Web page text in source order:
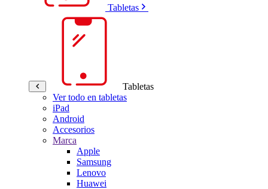
Tabletas
Tabletas
Ver todo en tabletas
iPad
Android
Accesorios
Marca
Apple
Samsung
Lenovo
Huawei